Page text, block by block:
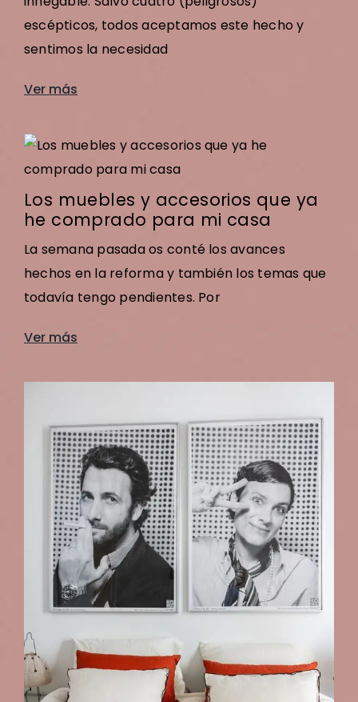
escépticos, todos aceptamos este hecho y
sentimos la necesidad
Ver más
Los muebles y accesorios que ya
he comprado para mi casa
La semana pasada os conté los avances
hechos en la reforma y también los temas que
todavía tengo pendientes. Por
Ver más